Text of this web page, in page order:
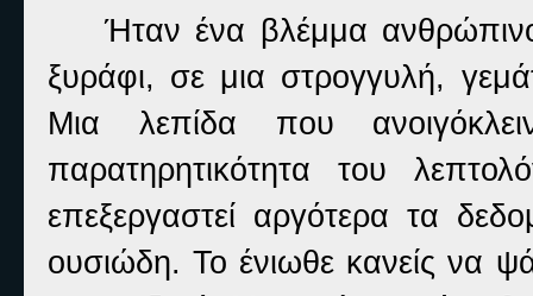
Ήταν ένα βλέμμα
ξυράφι, σε μια στρογγυλή,
Μια λεπίδα που
παρατηρητικότητα του
επεξεργαστεί αργότερα τα
ουσιώδη. Το ένιωθε κανείς να